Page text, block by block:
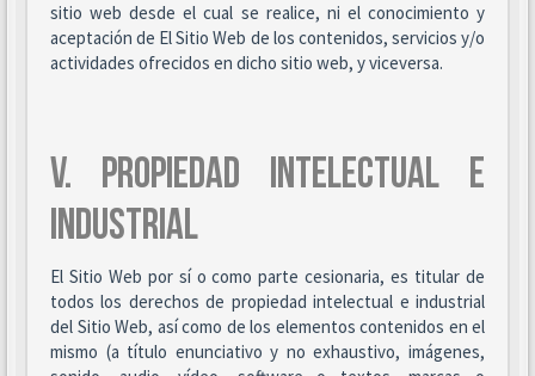
sitio web desde el cual se realice, ni el conocimiento y
aceptación de El Sitio Web de los contenidos, servicios y/o
actividades ofrecidos en dicho sitio web, y viceversa.
V. PROPIEDAD INTELECTUAL E
INDUSTRIAL
El Sitio Web por sí o como parte cesionaria, es titular de
todos los derechos de propiedad intelectual e industrial
del Sitio Web, así como de los elementos contenidos en el
mismo (a título enunciativo y no exhaustivo, imágenes,